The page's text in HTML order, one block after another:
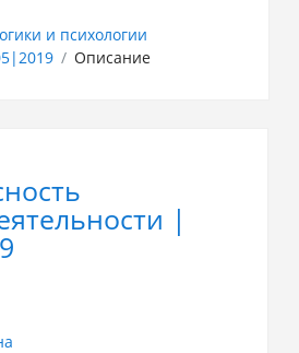
и психологии
Описание
|